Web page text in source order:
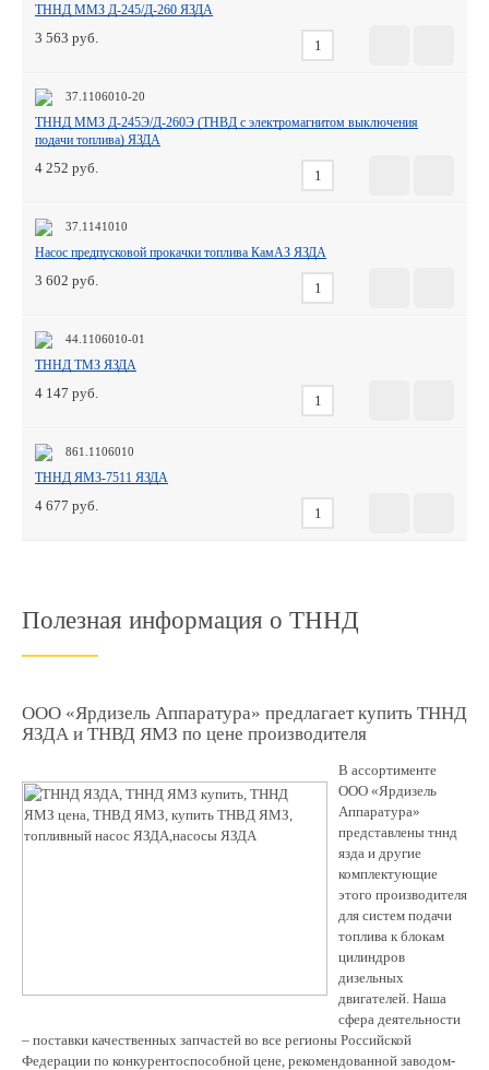
ТННД ММЗ Д-245/Д-260 ЯЗДА
3 563
37.1106010-20
ТННД ММЗ Д-245Э/Д-260Э (ТНВД с электромагнитом выключения
подачи топлива) ЯЗДА
4 252
37.1141010
Насос предпусковой прокачки топлива КамАЗ ЯЗДА
3 602
44.1106010-01
ТННД ТМЗ ЯЗДА
4 147
861.1106010
ТННД ЯМЗ-7511 ЯЗДА
4 677
Полезная информация о ТННД
ООО «Ярдизель Аппаратура» предлагает купить ТННД
ЯЗДА и ТНВД ЯМЗ по цене производителя
В ассортименте
ООО «Ярдизель
Аппаратура»
представлены тннд
язда и другие
комплектующие
этого производителя
для систем подачи
топлива к блокам
цилиндров
дизельных
двигателей. Наша
сфера деятельности
– поставки качественных запчастей во все регионы Российской
Федерации по конкурентоспособной цене, рекомендованной заводом-